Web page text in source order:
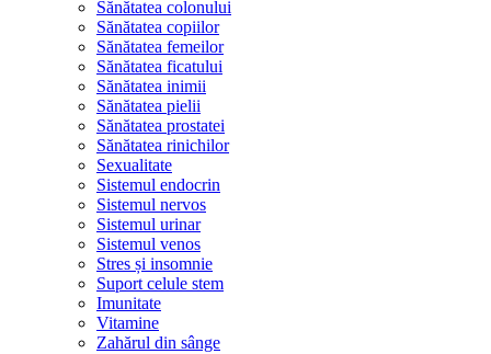
Sănătatea colonului
Sănătatea copiilor
Sănătatea femeilor
Sănătatea ficatului
Sănătatea inimii
Sănătatea pielii
Sănătatea prostatei
Sănătatea rinichilor
Sexualitate
Sistemul endocrin
Sistemul nervos
Sistemul urinar
Sistemul venos
Stres și insomnie
Suport celule stem
Imunitate
Vitamine
Zahărul din sânge